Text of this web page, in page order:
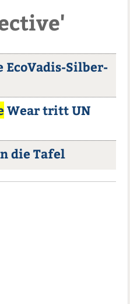
Silber-
Wear tritt UN
die Tafel